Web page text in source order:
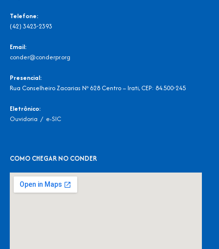
Telefone:
(42) 3423-2393
Email:
conder@conderpr.org
Presencial:
Rua Conselheiro Zacarias Nº 628 Centro – Irati, CEP: 84.500-245
Eletrônico:
Ouvidoria / e-SIC
COMO CHEGAR NO CONDER